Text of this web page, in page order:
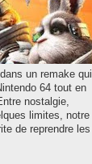
un remake qui
64 tout en
nostalgie,
limites, notre
de reprendre les